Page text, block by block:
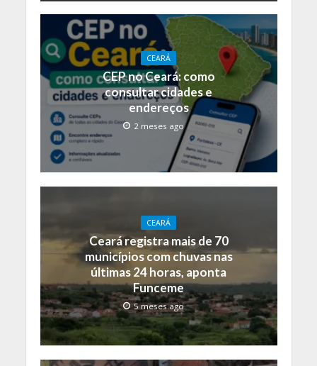
CEARÁ
CEP no Ceará: como
consultar cidades e
endereços
2 meses ago
CEARÁ
Ceará registra mais de 70
municípios com chuvas nas
últimas 24 horas, aponta
Funceme
5 meses ago